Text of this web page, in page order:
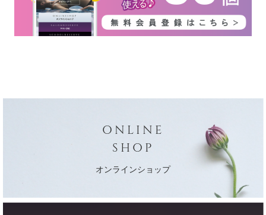
ONLINE
SHOP
オンラインショップ